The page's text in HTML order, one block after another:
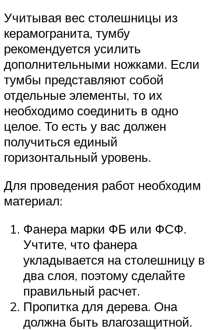
Учитывая вес столешницы из
керамогранита, тумбу
рекомендуется усилить
дополнительными ножками. Если
тумбы представляют собой
отдельные элементы, то их
необходимо соединить в одно
целое. То есть у вас должен
получиться единый
горизонтальный уровень.
Для проведения работ необходим
материал:
Фанера марки ФБ или ФСФ.
Учтите, что фанера
укладывается на столешницу в
два слоя, поэтому сделайте
правильный расчет.
Пропитка для дерева. Она
должна быть влагозащитной.